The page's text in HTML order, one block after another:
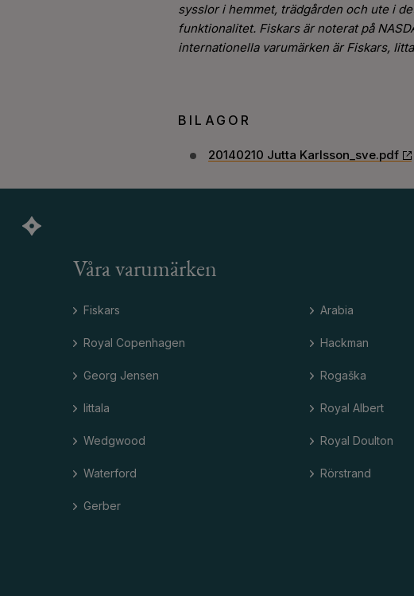
sysslor i hemmet, trädgården och ute i
funktionalitet. Fiskars är noterat på
internationella varumärken är Fiskars,
BILAGOR
20140210 Jutta Karlsson_sve.pdf
Våra varumärken
Fiskars
Royal Copenhagen
Georg Jensen
Iittala
Wedgwood
Waterford
Gerber
Arabia
Hackman
Rogaška
Royal Albert
Royal Doulton
Rörstrand